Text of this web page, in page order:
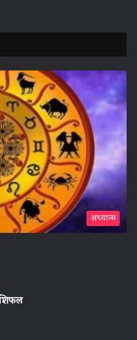
अध्यात्म